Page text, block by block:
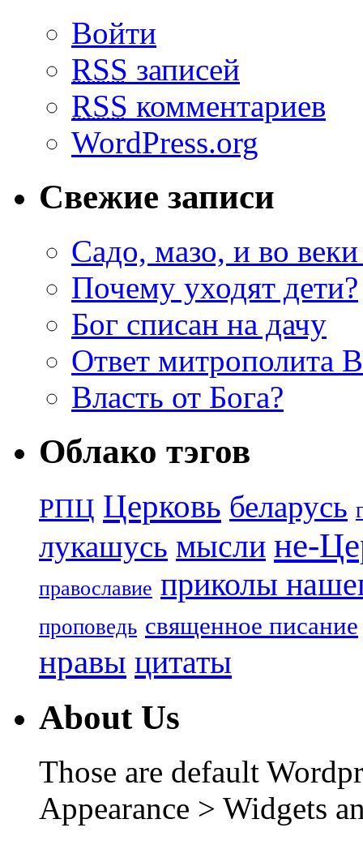
Войти
RSS записей
RSS комментариев
WordPress.org
Свежие записи
Садо, мазо, и во веки
Почему уходят дети?
Бог списан на дачу
Ответ митрополита
Власть от Бога?
Облако тэгов
РПЦ Церковь беларусь
лукашусь мысли не-
православие приколы
проповедь священное писание
нравы цитаты
About Us
Those are default
Appearance > Widgets